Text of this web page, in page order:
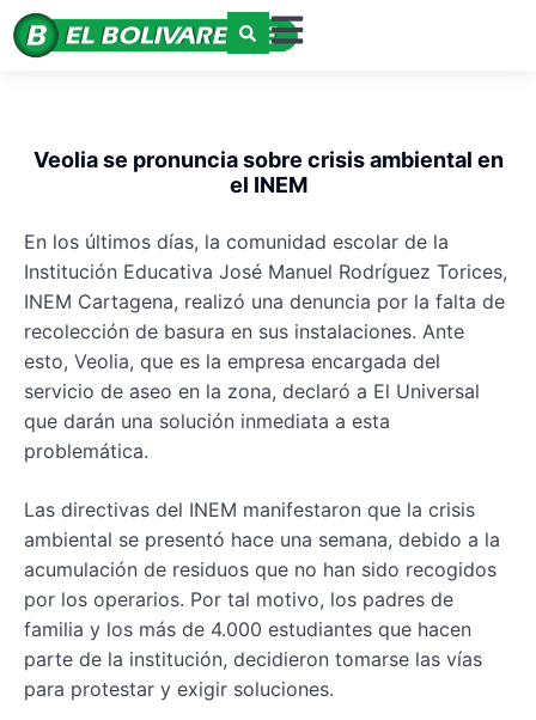
Veolia se pronuncia sobre crisis ambiental en
el INEM
En los últimos días, la comunidad escolar de la
Institución Educativa José Manuel Rodríguez Torices,
INEM Cartagena, realizó una denuncia por la falta de
recolección de basura en sus instalaciones. Ante
esto, Veolia, que es la empresa encargada del
servicio de aseo en la zona, declaró a El Universal
que darán una solución inmediata a esta
problemática.
Las directivas del INEM manifestaron que la crisis
ambiental se presentó hace una semana, debido a la
acumulación de residuos que no han sido recogidos
por los operarios. Por tal motivo, los padres de
familia y los más de 4.000 estudiantes que hacen
parte de la institución, decidieron tomarse las vías
para protestar y exigir soluciones.